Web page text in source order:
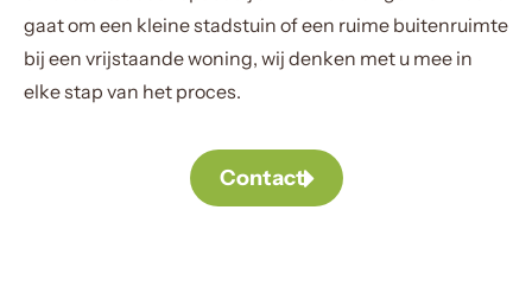
gaat om een kleine stadstuin of een ruime buitenruimte
bij een vrijstaande woning, wij denken met u mee in
elke stap van het proces.
Contact